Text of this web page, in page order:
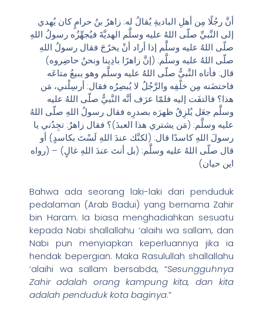
أنَّ رجُلًا مِن أهلِ الباديةِ يُقالُ له: زاهرُ بنُ حرامٍ كان يُهدي
إلى النَّبيِّ صلّى اللهُ عليه وسلَّم الهديَّةَ فيُجهِّزُه رسولُ اللهِ
صلّى اللهُ عليه وسلَّم إذا أراد أنْ يخرُجَ فقال رسولُ اللهِ
صلّى اللهُ عليه وسلَّم: (إنَّ زاهرًا بادِينا ونحنُ حاضِروه)
قال: فأتاه النَّبيُّ صلّى اللهُ عليه وسلَّم وهو يبيعُ متاعَه
فاحتضَنه مِن خلْفِه والرَّجُلُ لا يُبصِرُه فقال: أرسِلْني، مَن
هذا؟ فالتفَت إليه فلمّا عرَف أنَّه النَّبيُّ صلّى اللهُ عليه
وسلَّم جعَل يُلزِقُ ظهرَه بصدرِه فقال رسولُ اللهِ صلّى اللهُ
عليه وسلَّم: (مَن يشتري هذا العبدَ)؟ فقال زاهرٌ: تجِدُني يا
رسولَ اللهِ كاسدًا قال: (لكنَّك عندَ اللهِ لَسْتَ بكاسدٍ) أو
قال صلّى اللهُ عليه وسلَّم: (بل أنتَ عندَ اللهِ غالٍ) – (رواه
اين حيان)
Bahwa ada seorang laki-laki dari penduduk
pedalaman (Arab Badui) yang bernama Zahir
bin Haram. Ia biasa menghadiahkan sesuatu
kepada Nabi shallallahu ‘alaihi wa sallam, dan
Nabi pun menyiapkan keperluannya jika ia
hendak bepergian. Maka Rasulullah shallallahu
‘alaihi wa sallam bersabda, “Sesungguhnya
Zahir adalah orang kampung kita, dan kita
adalah penduduk kota baginya.”